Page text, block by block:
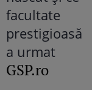
GSP.ro